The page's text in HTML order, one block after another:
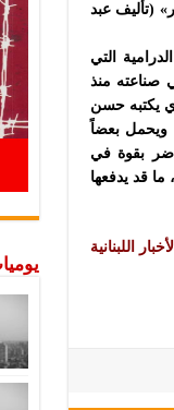
(ﺗﺄﻟﻴﻒ عبد
التي
صناعته منذ
الذي يكتبه حسن
بعضاً
السوري حاضر بقوة في
قد يدفعها
الأخبار اللبنانية